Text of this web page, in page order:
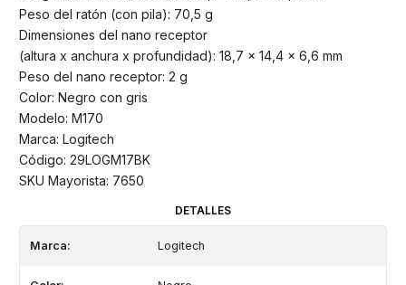
Peso del ratón (con pila): 70,5 g
Dimensiones del nano receptor
(altura x anchura x profundidad): 18,7 x 14,4 x 6,6 mm
Peso del nano receptor: 2 g
Color: Negro con gris
Modelo: M170
Marca: Logitech
Código: 29LOGM17BK
SKU Mayorista: 7650
DETALLES
Marca: Logitech